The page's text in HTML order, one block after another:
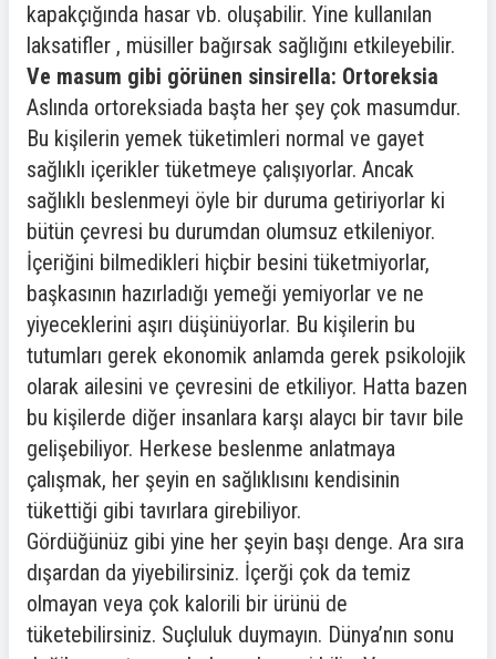
kapakçığında hasar vb. oluşabilir. Yine kullanılan
laksatifler , müsiller bağırsak sağlığını etkileyebilir.
Ve masum gibi görünen sinsirella: Ortoreksia
Aslında ortoreksiada başta her şey çok masumdur.
Bu kişilerin yemek tüketimleri normal ve gayet
sağlıklı içerikler tüketmeye çalışıyorlar. Ancak
sağlıklı beslenmeyi öyle bir duruma getiriyorlar ki
bütün çevresi bu durumdan olumsuz etkileniyor.
İçeriğini bilmedikleri hiçbir besini tüketmiyorlar,
başkasının hazırladığı yemeği yemiyorlar ve ne
yiyeceklerini aşırı düşünüyorlar. Bu kişilerin bu
tutumları gerek ekonomik anlamda gerek psikolojik
olarak ailesini ve çevresini de etkiliyor. Hatta bazen
bu kişilerde diğer insanlara karşı alaycı bir tavır bile
gelişebiliyor. Herkese beslenme anlatmaya
çalışmak, her şeyin en sağlıklısını kendisinin
tükettiği gibi tavırlara girebiliyor.
Gördüğünüz gibi yine her şeyin başı denge. Ara sıra
dışardan da yiyebilirsiniz. İçerği çok da temiz
olmayan veya çok kalorili bir ürünü de
tüketebilirsiniz. Suçluluk duymayın. Dünya’nın sonu